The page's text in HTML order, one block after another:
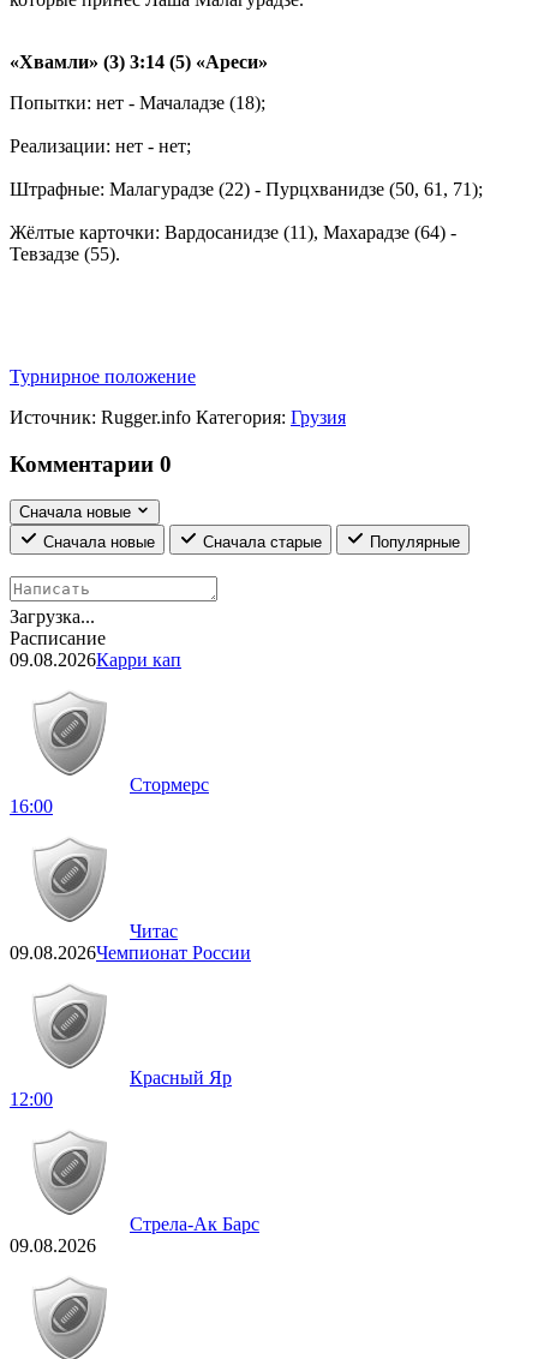
«Хвамли» (3) 3:14 (5) «Ареси»
Попытки: нет - Мачаладзе (18);
Реализации: нет - нет;
Штрафные: Малагурадзе (22) - Пурцхванидзе (50, 61, 71);
Жёлтые карточки: Вардосанидзе (11), Махарадзе (64) -
Тевзадзе (55).
Турнирное положение
Источник: Rugger.info Категория: Грузия
Комментарии 0
Сначала новые
Сначала новые
Сначала старые Популярные
Загрузка...
Расписание
09.08.2026Карри кап
Стормерс
16:00
Читас
09.08.2026Чемпионат России
Красный Яр
12:00
Стрела-Ак Барс
09.08.2026